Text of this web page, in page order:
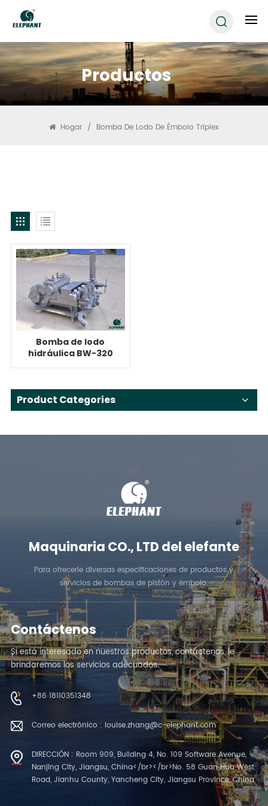
Productos
Hogar / Bomba De Lodo De Émbolo Triplex
Bomba de lodo
hidráulica BW-320
para disco duro de
Product Categories
Maquinaria CO., LTD del elefante
Para ofrecerle diversas especificaciones de productos y
servicios de bombas de pistón y émbolo.
Contáctenos
Si está interesado en nuestros productos, contáctenos, le
brindaremos los servicios adecuados.
+86 18110351348
Correo electrónico : louise.zhang@c-elephant.com
DIRECCIÓN : Room 909, Building 4, No. 109 Software Avenue,
Nanjing City, Jiangsu, China</br></br>No. 58 Guan Hua West
Road, Jianhu County, Yancheng City, Jiangsu Province, China